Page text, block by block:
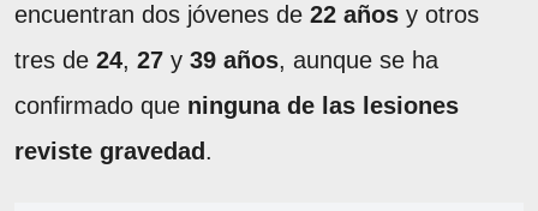
encuentran dos jóvenes de 22 años y otros
tres de 24, 27 y 39 años, aunque se ha
confirmado que ninguna de las lesiones
reviste gravedad .